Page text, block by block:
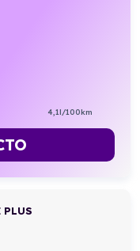
4,1l/100km
PLUS